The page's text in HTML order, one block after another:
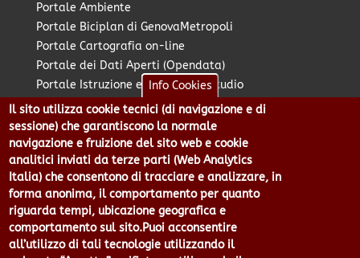
Portale Ambiente
Portale Biciplan di GenovaMetropoli
Portale Cartografia on-line
Portale dei Dati Aperti (Opendata)
Portale Istruzione e Diritto allo Studio
Portale Marketing Territoriale
Portale Piano Strategico Metropolitano
Portale PUMS di GenovaMetropoli
Portale Stazione Unica Appaltante
Pratico: procedimenti e istanze online
Città Metropolitana di Genova - Piazzale Mazzini 2 -16122 -
Genova | CF:80007350103 - P.Iva: 00949170104 | Codice IPA: cmge
Info Cookies
Il sito utilizza cookie tecnici (di navigazione e di
sessione) che garantiscono la normale
navigazione e fruizione del sito web e cookie
analitici inviati da terze parti (Web Analytics
Italia) che consentono di tracciare e analizzare, in
forma anonima, il comportamento per quanto
riguarda tempi, ubicazione geografica e
comportamento sul sito.Puoi acconsentire
all’utilizzo di tali tecnologie utilizzando il